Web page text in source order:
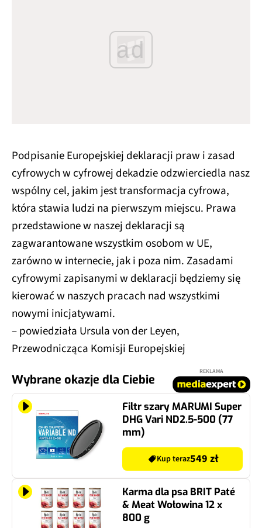
ad
Podpisanie Europejskiej deklaracji praw i zasad
cyfrowych w cyfrowej dekadzie odzwierciedla nasz
wspólny cel, jakim jest transformacja cyfrowa,
która stawia ludzi na pierwszym miejscu. Prawa
przedstawione w naszej deklaracji są
zagwarantowane wszystkim osobom w UE,
zarówno w internecie, jak i poza nim. Zasadami
cyfrowymi zapisanymi w deklaracji będziemy się
kierować w naszych pracach nad wszystkimi
nowymi inicjatywami.
– powiedziała Ursula von der Leyen,
Przewodnicząca Komisji Europejskiej
Wybrane okazje dla Ciebie
REKLAMA
Filtr szary MARUMI Super
DHG Vari ND2.5-500 (77
mm)
Kup teraz549 zł
Karma dla psa BRIT Paté
& Meat Wołowina 12 x
800 g